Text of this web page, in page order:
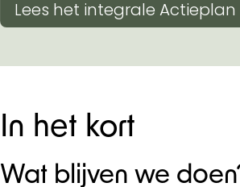
Lees het integrale Actieplan
In het kort
Wat blijven we